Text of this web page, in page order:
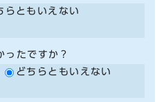
らともいえない
ったですか？
どちらともいえない